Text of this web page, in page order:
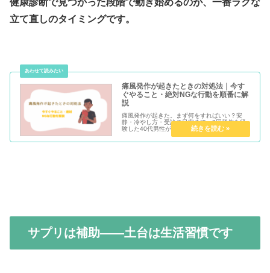
健康診断で見つかった段階で動き始めるのが、一番ラクな
立て直しのタイミングです。
痛風発作が起きたときの対処法｜今す
ぐやること・絶対NGな行動を順番に解
説
痛風発作が起きた。まず何をすればいい？安
静・冷やし方・受診の目安まで、2回発作を経
験した40代男性が「今すぐやること」を順番に
解説します。揉む・温めるは絶対NG。
サプリは補助——土台は生活習慣です